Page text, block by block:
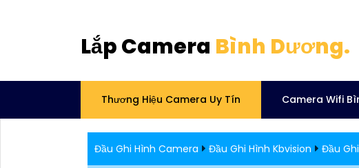
Lắp Camera Bình Dương.
Thương Hiệu Camera Uy Tín Camera Wifi
Đầu Ghi Hình Camera Đầu Ghi Hình Kbvision Đầu